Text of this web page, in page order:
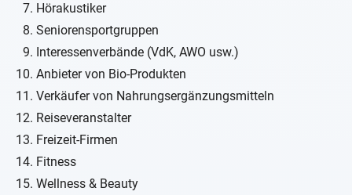
Hörakustiker
Seniorensportgruppen
Interessenverbände (VdK, AWO usw.)
Anbieter von Bio-Produkten
Verkäufer von Nahrungsergänzungsmitteln
Reiseveranstalter
Freizeit-Firmen
Fitness
Wellness & Beauty